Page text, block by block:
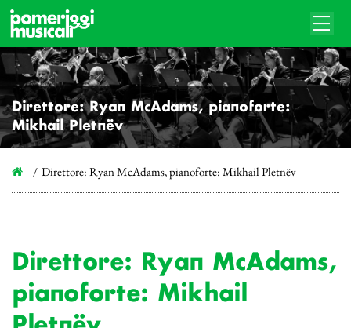
Direttore: Ryan McAdams, pianoforte:
Mikhail Pletnëv
Direttore: Ryan McAdams, pianoforte: Mikhail Pletnëv
Direttore: Ryan McAdams,
pianoforte: Mikhail